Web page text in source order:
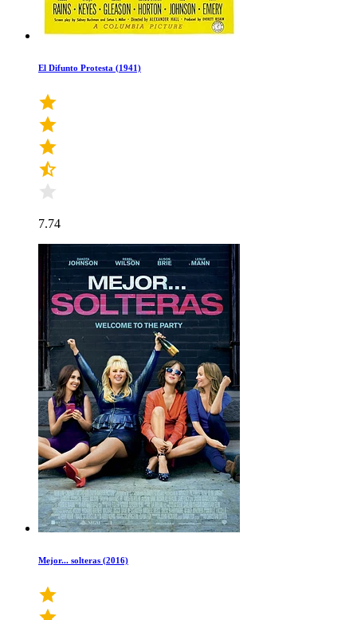
El Difunto Protesta (1941)
7.74
Mejor... solteras (2016)